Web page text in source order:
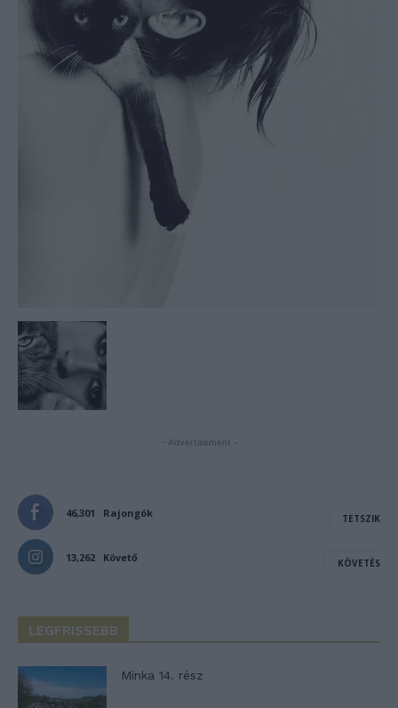
- Advertisement -
46,301 Rajongók TETSZIK
13,262 Követő KÖVETÉS
LEGFRISSEBB
Minka 14. rész